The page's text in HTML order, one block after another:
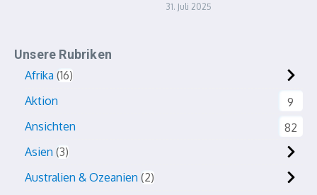
31. Juli 2025
Unsere Rubriken
Afrika 16
Aktion
9
Ansichten
82
Asien 3
Australien & Ozeanien 2